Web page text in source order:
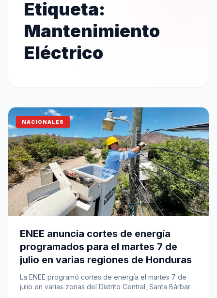
Etiqueta:
Mantenimiento
Eléctrico
NACIONALES
ENEE anuncia cortes de energía
programados para el martes 7 de
julio en varias regiones de Honduras
La ENEE programó cortes de energía el martes 7 de
julio en varias zonas del Distrito Central, Santa Bárbara,